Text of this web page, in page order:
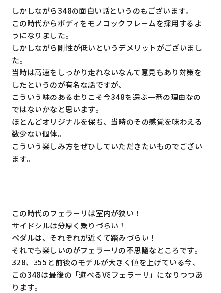
しかしながら348の面白い話というのもございます。
この時代からボディをモノコックフレームを採用するよ
うになりました。
しかしながら剛性が低いというデメリットがございまし
た。
当時は高速をしっかり走れないなんて意見もあり対策を
したというのが有名な話ですが、
こういう味のある走りこそ今348を選ぶ一番の理由なの
ではないかなと思います。
ほとんどオリジナルを保ち、当時のその感覚を味わえる
数少ない個体。
こういう楽しみ方をぜひしていただきたいものでござい
ます。
この時代のフェラーリは室内が狭い！
サイドシルは分厚く乗りづらい！
ペダルは、それぞれが近くて踏みづらい！
それでも楽しいのがフェラーリの不思議なところです。
328、355と前後のモデルが大きく値を上げている今、
この348は最後の「遊べるV8フェラーリ」になりつつあ
ります。